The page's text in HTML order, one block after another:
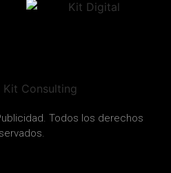
Todos los derechos